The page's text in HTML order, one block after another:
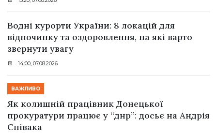
Водні курорти України: 8 локацій для
відпочинку та оздоровлення, на які варто
звернути увагу
14:00, 07.08.2026
ВАЖЛИВО
Як колишній працівник Донецької
прокуратури працює у “днр”: досьє на Андрія
Співака